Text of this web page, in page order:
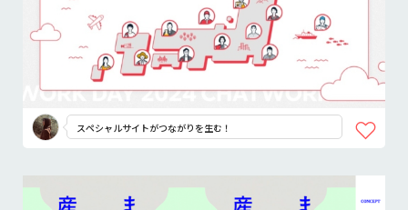
スペシャルサイトがつながりを生む！